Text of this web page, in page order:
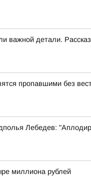
важной детали.
пропавшими без
Лебедев:
миллиона рублей